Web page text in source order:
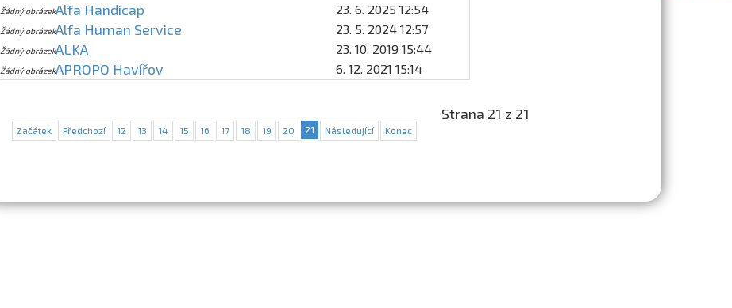
Žádný obrázekAlfa Handicap 23. 6. 2025 12:54
Žádný obrázekAlfa Human Service 23. 5. 2024 12:57
Žádný obrázekALKA 23. 10. 2019 15:44
Žádný obrázekAPROPO Havířov 6. 12. 2021 15:14
Strana 21 z 21
Začátek Předchozí 12 13 14 15 16 17 18 19 20 21 Následující Konec